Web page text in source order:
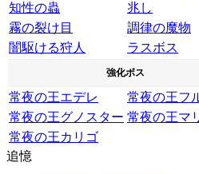
知性の蟲
兆し
霧の裂け目
調律の魔物
闇駆ける狩人
ラスボス
強化ボス
常夜の王エデレ
常夜の王フ
常夜の王グノスター 常夜の王マ
常夜の王カリゴ
追憶